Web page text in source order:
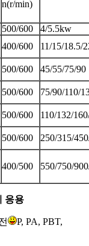
n(r/min)
500/600
4/5.5kw
400/600 11/15/18.5/
500/600 45/55/75/90
500/600 75/90/110/
500/600 110/132/
500/600 250/315/
400/500 550/750/
응용
P, PA, PBT,